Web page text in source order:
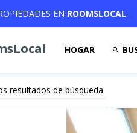
EN ROOMSLOCAL
HOGAR
resultados de búsqueda